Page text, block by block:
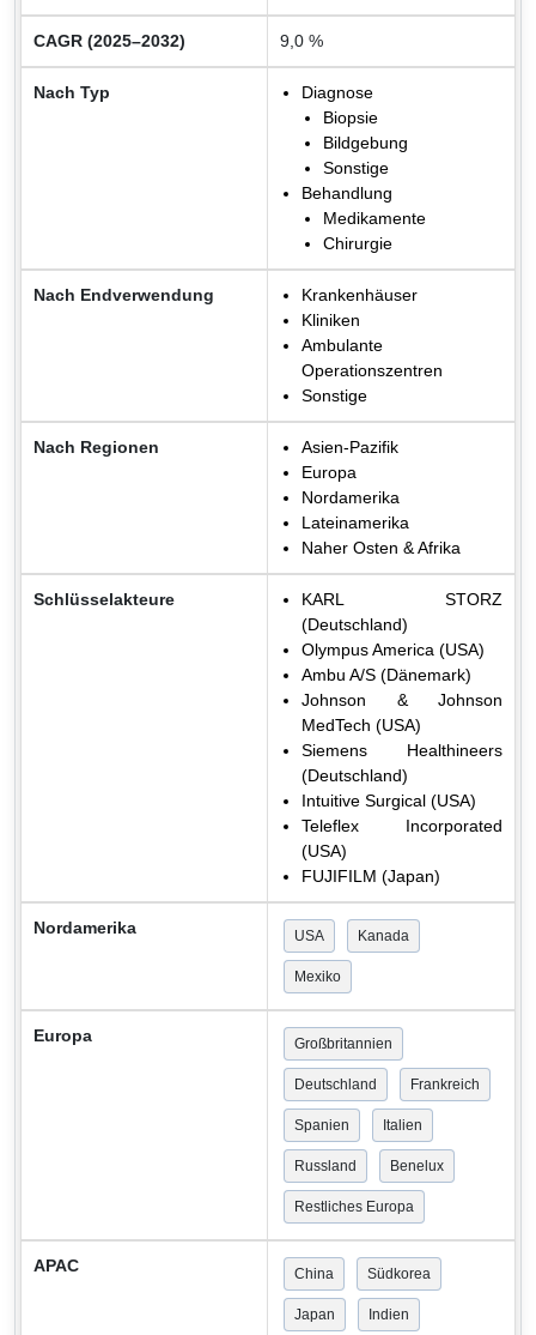
CAGR (2025–2032) 9,0 %
Nach Typ
Diagnose
Biopsie
Bildgebung
Sonstige
Behandlung
Medikamente
Chirurgie
Nach Endverwendung
Krankenhäuser
Kliniken
Ambulante
Operationszentren
Sonstige
Nach Regionen
Asien-Pazifik
Europa
Nordamerika
Lateinamerika
Naher Osten & Afrika
Schlüsselakteure
KARL STORZ
(Deutschland)
Olympus America (USA)
Ambu A/S (Dänemark)
Johnson & Johnson
MedTech (USA)
Siemens Healthineers
(Deutschland)
Intuitive Surgical (USA)
Teleflex Incorporated
(USA)
FUJIFILM (Japan)
Nordamerika USA Kanada
Mexiko
Europa Großbritannien
Deutschland Frankreich
Spanien Italien
Russland Benelux
Restliches Europa
APAC China Südkorea
Japan Indien